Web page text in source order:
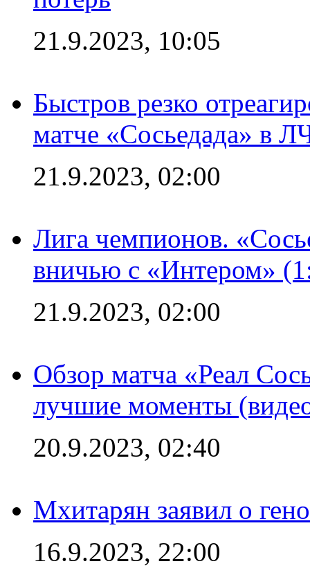
21.9.2023, 10:05
Быстров резко
матче «Сосьедада» в
21.9.2023, 02:00
Лига чемпионов.
вничью с «Интером»
21.9.2023, 02:00
Обзор матча «Реал
лучшие моменты
20.9.2023, 02:40
Мхитарян заявил о
16.9.2023, 22:00